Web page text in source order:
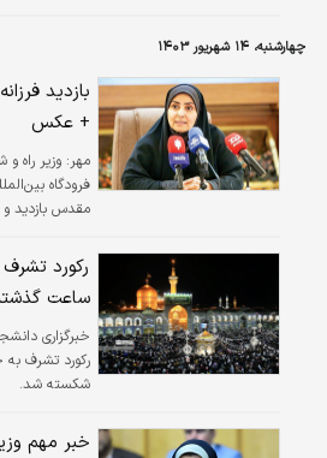
موفقیت همه ماست، مواضع من نیز کاملا روشن
و مبهم نبوده است، اما برخی را می‌بینم، حالا
دولت موفق شود و این منطبق و همسو با
چهارشنبه، ۱۴ شهریور ۱۴۰۳
بازدید
+ عکس
مهر: وزیر راه
فرودگاه
مقدس بازدید و
ساعت
خبرگزاری
شکسته شد.
خبر مهم